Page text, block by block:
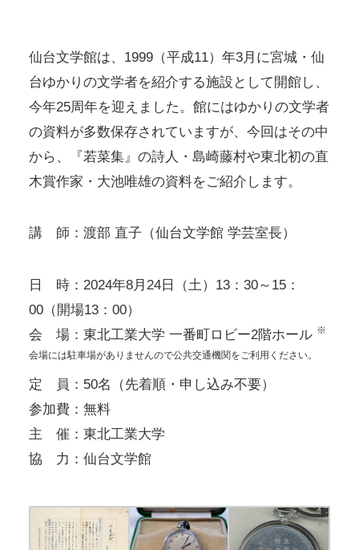
仙台文学館は、1999（平成11）年3月に宮城・仙
台ゆかりの文学者を紹介する施設として開館し、
今年25周年を迎えました。館にはゆかりの文学者
の資料が多数保存されていますが、今回はその中
から、『若菜集』の詩人・島崎藤村や東北初の直
木賞作家・大池唯雄の資料をご紹介します。
講 師：渡部 直子（仙台文学館 学芸室長）
日 時：2024年8月24日（土）13：30～15：
00（開場13：00）
会 場：東北工業大学 一番町ロビー2階ホール ※
会場には駐車場がありませんので公共交通機関をご利用ください。
定 員：50名（先着順・申し込み不要）
参加費：無料
主 催：東北工業大学
協 力：仙台文学館